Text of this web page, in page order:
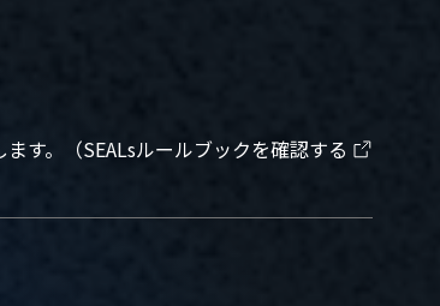
す。
（SEALsルールブックを確認する